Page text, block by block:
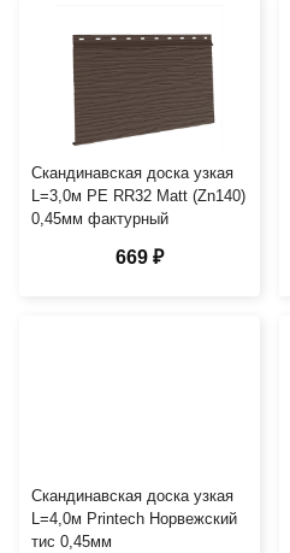
Скандинавская доска узкая
L=3,0м PE RR32 Matt (Zn140)
0,45мм фактурный
669 ₽
Скандинавская доска узкая
L=4,0м Printech Норвежский
тис 0,45мм